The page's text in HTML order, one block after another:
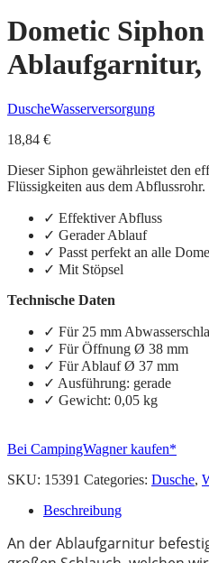
Dometic
Ablaufgarnitur,
DuscheWasserversorgung
18,84 €
Dieser Siphon gewährleistet den
Flüssigkeiten aus dem Abflussrohr.
✓ Effektiver Abfluss
✓ Gerader Ablauf
✓ Passt perfekt an alle
✓ Mit Stöpsel
Technische Daten
✓ Für 25 mm
✓ Für Öffnung Ø 38 mm
✓ Für Ablauf Ø 37 mm
✓ Ausführung: gerade
✓ Gewicht: 0,05 kg
Bei CampingWagner kaufen*
SKU: 15391 Categories: Dusche,
Beschreibung
An der Ablaufgarnitur